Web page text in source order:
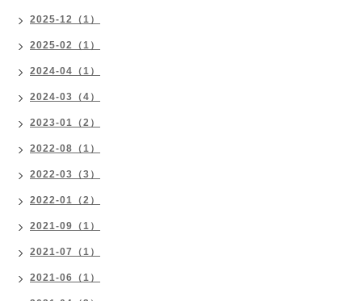
2025-12（1）
2025-02（1）
2024-04（1）
2024-03（4）
2023-01（2）
2022-08（1）
2022-03（3）
2022-01（2）
2021-09（1）
2021-07（1）
2021-06（1）